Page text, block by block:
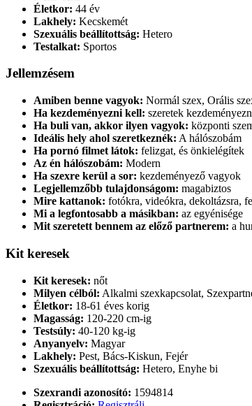
Életkor: 44 év
Lakhely: Kecskemét
Szexuális beállítottság: Hetero
Testalkat: Sportos
Jellemzésem
Amiben benne vagyok: Normál szex, Orális
Ha kezdeményezni kell: szeretek
Ha buli van, akkor ilyen vagyok: központi
Ideális hely ahol szeretkeznék: A hálószobám
Ha pornó filmet látok: felizgat, és önkielégítek
Az én hálószobám: Modern
Ha szexre kerül a sor: kezdeményező vagyok
Legjellemzőbb tulajdonságom: magabiztos
Mire kattanok: fotókra, videókra, dekoltázsra,
Mi a legfontosabb a másikban: az egyénisége
Mit szeretett bennem az előző partnerem: a
Kit keresek
Kit keresek: nőt
Milyen célból: Alkalmi szexkapcsolat,
Életkor: 18-61 éves korig
Magasság: 120-220 cm-ig
Testsúly: 40-120 kg-ig
Anyanyelv: Magyar
Lakhely: Pest, Bács-Kiskun, Fejér
Szexuális beállítottság: Hetero, Enyhe bi
Szexrandi azonosító: 1594814